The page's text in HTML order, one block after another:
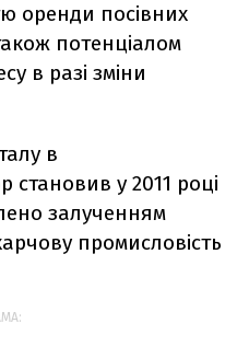
оренди посівних
потенціалом
в разі зміни
в
становив у 2011 році
залученням
промисловість